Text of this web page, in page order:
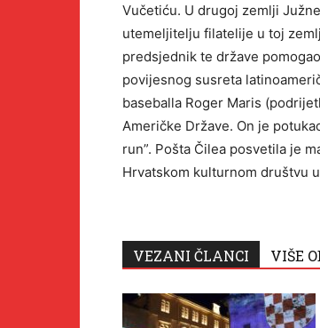
Vučetiću. U drugoj zemlji
utemeljitelju filatelije u toj
predsjednik te države
povijesnog susreta
baseballa Roger Maris
Američke Države. On je
run”. Pošta Čilea posvetila je
Hrvatskom kulturnom društvu
VEZANI ČLANCI VIŠE